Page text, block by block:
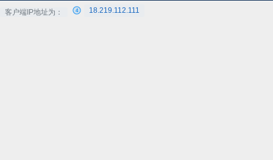
客户端IP地址为： 4 18.219.112.111